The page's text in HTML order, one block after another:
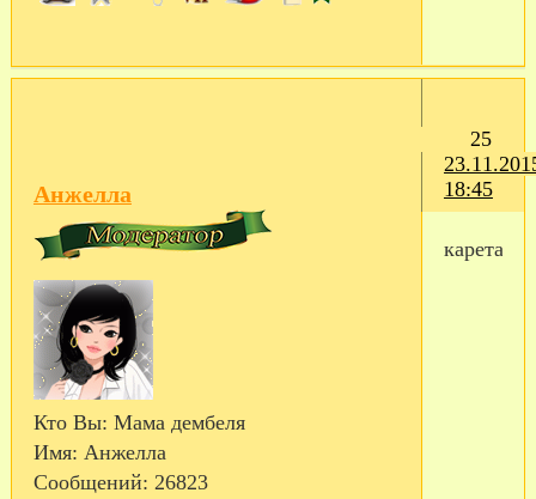
25
18:45
Анжелла
Кто Вы: Мама дембеля
Имя: Анжелла
Сообщений: 26823
карета